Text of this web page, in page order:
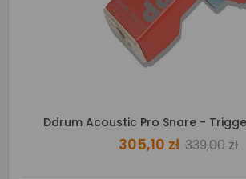
Ddrum Acoustic Pro Snare -
305,10 zł 339,00 zł